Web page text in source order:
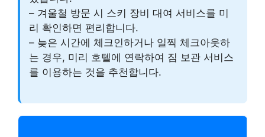
– 겨울철 방문 시 스키 장비 대여 서비스를 미
리 확인하면 편리합니다.
– 늦은 시간에 체크인하거나 일찍 체크아웃하
는 경우, 미리 호텔에 연락하여 짐 보관 서비스
를 이용하는 것을 추천합니다.